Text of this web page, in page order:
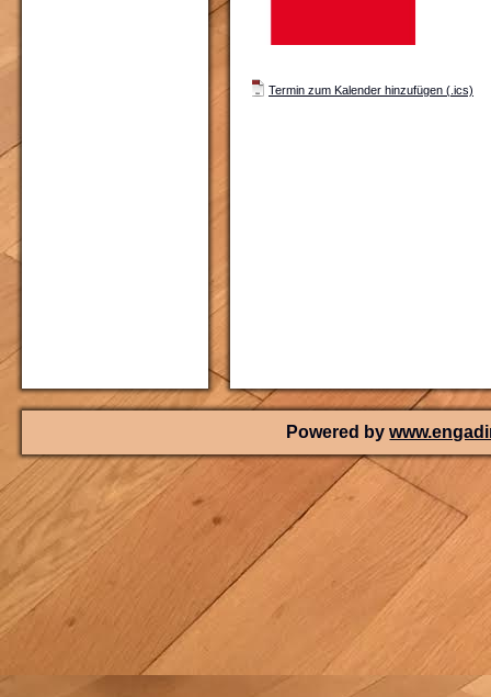
Termin zum Kalender hinzufügen (.ics)
Powered by